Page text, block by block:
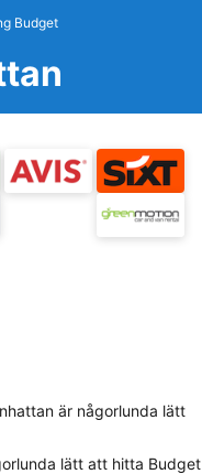
Budget
är någorlunda lätt
lätt att hitta Budget